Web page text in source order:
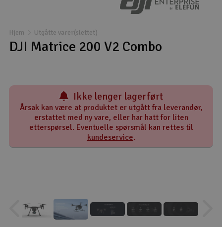
Droner
Helikopter
Kamerautstyr
Motor & tilbehør
Hjem Utgåtte varer(slettet)
DJI Matrice 200 V2 Combo
Ikke lenger lagerført
Årsak kan være at produktet er utgått fra leverandør,
erstattet med ny vare, eller har hatt for liten
etterspørsel. Eventuelle spørsmål kan rettes til
kundeservice.